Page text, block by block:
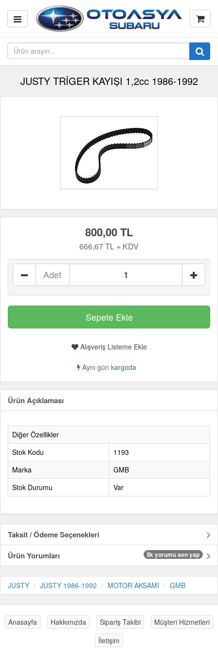
JUSTY TRİGER KAYIŞI 1,2cc 1986-1992
800,00 TL
666,67 TL + KDV
Adet
Alışveriş Listeme Ekle
Aynı gün kargoda
Ürün Açıklaması
Diğer Özellikler
Stok Kodu
1193
Marka
GMB
Stok Durumu
Var
Taksit / Ödeme Seçenekleri
Ürün Yorumları
İlk yorumu sen yap
JUSTY JUSTY 1986-1992 MOTOR AKSAMI GMB
Anasayfa Hakkımızda Sipariş Takibi
Müşteri Hizmetleri
İletişim